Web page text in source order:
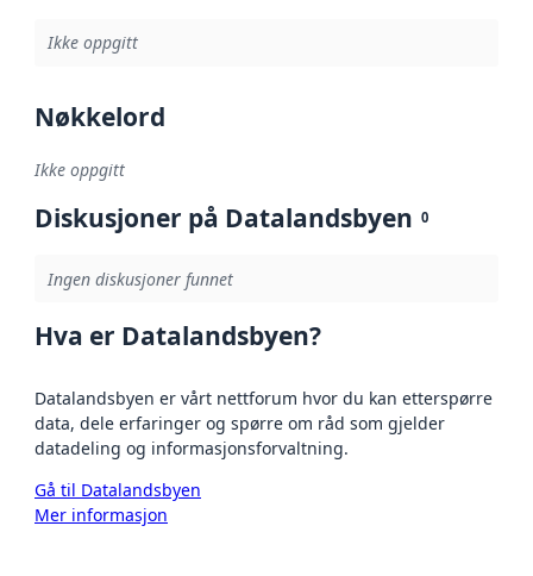
Ikke oppgitt
Nøkkelord
Ikke oppgitt
Diskusjoner på Datalandsbyen 0
Ingen diskusjoner funnet
Hva er Datalandsbyen?
Datalandsbyen er vårt nettforum hvor du kan etterspørre
data, dele erfaringer og spørre om råd som gjelder
datadeling og informasjonsforvaltning.
Gå til Datalandsbyen
Mer informasjon